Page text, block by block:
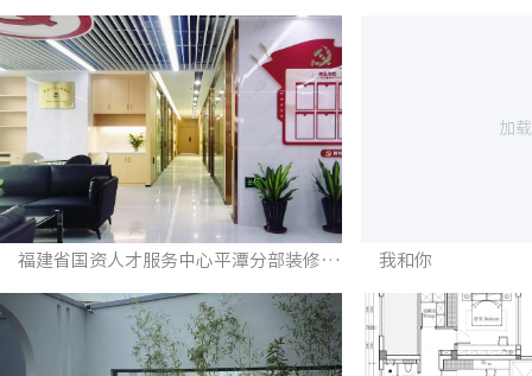
福建省国资人才服务中心平潭分部装修项目
加
我和你